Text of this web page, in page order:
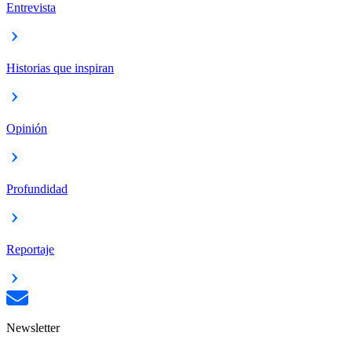
Entrevista
Historias que inspiran
Opinión
Profundidad
Reportaje
Newsletter